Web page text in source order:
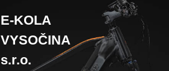
E-KOLA
VYSOČINA
s.r.o.